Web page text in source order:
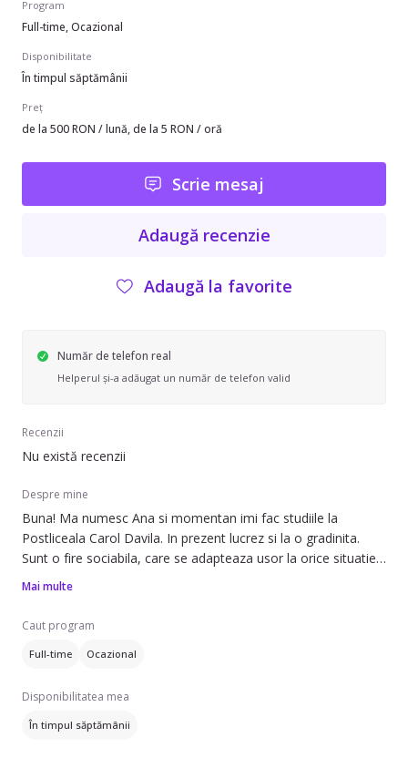
Program
Full-time, Ocazional
Disponibilitate
În timpul săptămânii
Preț
de la 500 RON / lună, de la 5 RON / oră
Scrie mesaj
Adaugă recenzie
Adaugă la favorite
Număr de telefon real
Helperul și-a adăugat un număr de telefon valid
Recenzii
Nu există recenzii
Despre mine
Buna! Ma numesc Ana si momentan imi fac studiile la
Postliceala Carol Davila. In prezent lucrez si la o gradinita.
Sunt o fire sociabila, care se adapteaza usor la orice situatie,
am facut si voluntariat la un centru pt copiii cu dizabilitati. Inca
descurc cu ei.
Mai multe
Caut program
Full-time Ocazional
Disponibilitatea mea
În timpul săptămânii